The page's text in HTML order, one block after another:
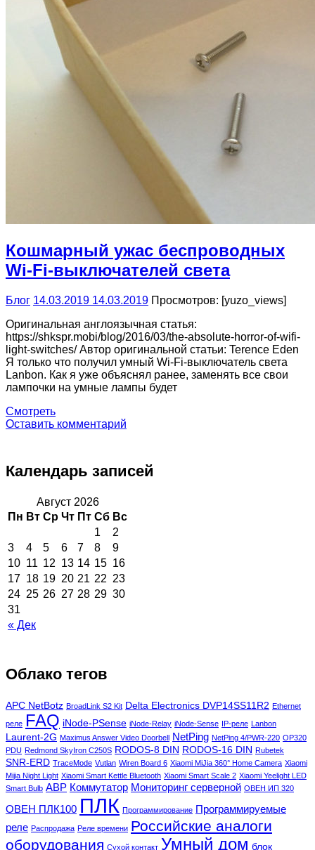
Кошмарный ужас беспроводных
Wi-Fi-выключателей света
Блог 14.03.2019 14.03.2019 Просмотров: [yuzo_views]
Оригинальная англоязычная статья:
https://shkspr.mobi/blog/2016/03/the-absolute-horror-of-wifi-
light-switches/ Автор оригинальной статьи: Terence Eden
Я только что получил умный Wi-Fi-выключатель света
Lanbon. Как я уже объяснял ранее, заменять все свои
лампочки на умные лампы будет
Смотреть
Оставить комментарий
Календарь записей
Август 2026
Пн Вт Ср Чт Пт Сб Вс
« Дек
1
2
3
4 5 6 7 8
9
10 11 12 13 14 15 16
17 18 19 20 21 22 23
24 25 26 27 28 29 30
31
Облако тегов
APC NetBotz BroadLink S2 Kit Delta Electronics DVP14SS11R2 Ethernet
реле FAQ iNode-PSense iNode-Relay iNode-Sense IP-реле Lanbon
Laurent-2G Maximus Answer Video Doorbell NetPing NetPing 4/PWR-220 OP320
PDU Redmond SkyIron C250S RODOS-8 DIN RODOS-16 DIN Rubetek
SNR-ERD TraceMode Vutlan Wiren Board 6 Xiaomi MiJia 360° Home Camera Xiaomi
Mijia Night Light Xiaomi Smart Kettle Bluetooth Xiaomi Smart Scale 2 Xiaomi Yeelight LED
Smart Bulb АВР Коммутатор Мониторинг серверной ОВЕН ИП 320
ОВЕН ПЛК100 ПЛК Программирование Программируемые
реле Распродажа Реле времени Российские аналоги
оборудования Сухой контакт Умный дом блок